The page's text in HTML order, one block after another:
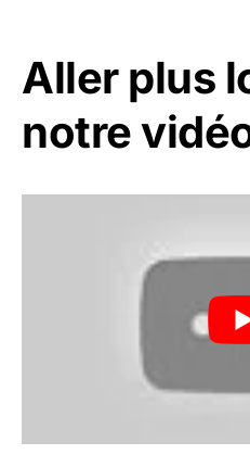
Aller plus
notre